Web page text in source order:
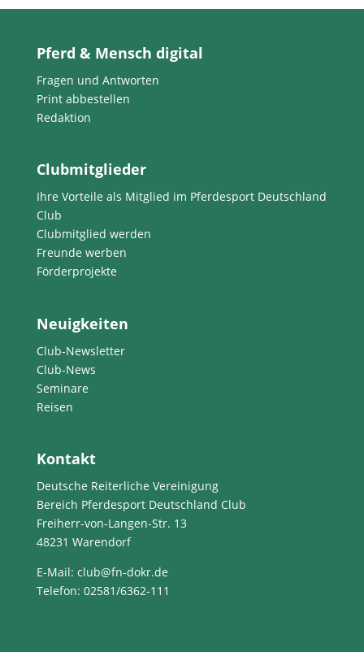
Pferd & Mensch digital
Fragen und Antworten
Print abbestellen
Redaktion
Clubmitglieder
Ihre Vorteile als Mitglied im Pferdesport Deutschland
Club
Clubmitglied werden
Freunde werben
Förderprojekte
Neuigkeiten
Club-Newsletter
Club-News
Seminare
Reisen
Kontakt
Deutsche Reiterliche Vereinigung
Bereich Pferdesport Deutschland Club
Freiherr-von-Langen-Str. 13
48231 Warendorf
E-Mail: club@fn-dokr.de
Telefon: 02581/6362-111